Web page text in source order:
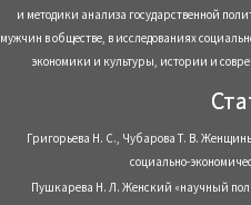
и методики анализа государственной
мужчин в обществе, в исследованиях
экономики и культуры, истории и
Григорьева Н. С., Чубарова Т. В.
социально-
Пушкарева Н. Л. Женский «научный